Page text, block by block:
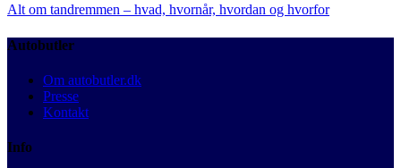
Alt om tandremmen – hvad, hvornår, hvordan og hvorfor
Autobutler
Om autobutler.dk
Presse
Kontakt
Info